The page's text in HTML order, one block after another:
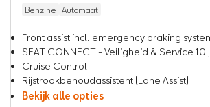
Benzine Automaat
Front assist incl. emergency braking
SEAT CONNECT - Veiligheid & Service 10
Cruise Control
Rijstrookbehoudassistent (Lane Assist)
Bekijk alle opties